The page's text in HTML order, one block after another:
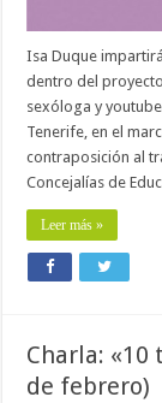
Isa Duque
dentro del
sexóloga y
Tenerife, en el
contraposición al
Concejalías de
Leer más »
Charla: «10
de febrero)